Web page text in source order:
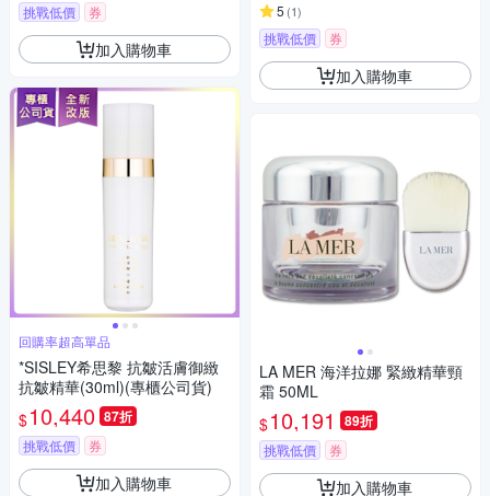
挑戰低價 券
加入購物車
回購率超高單品
*SISLEY希思黎 抗皺活膚御緻
抗皺精華(30ml)(專櫃公司貨)
$10,440 87折
挑戰低價 券
加入購物車
5 (1)
挑戰低價 券
加入購物車
LA MER 海洋拉娜 緊緻精華頸
霜 50ML
$10,191 89折
挑戰低價 券
加入購物車